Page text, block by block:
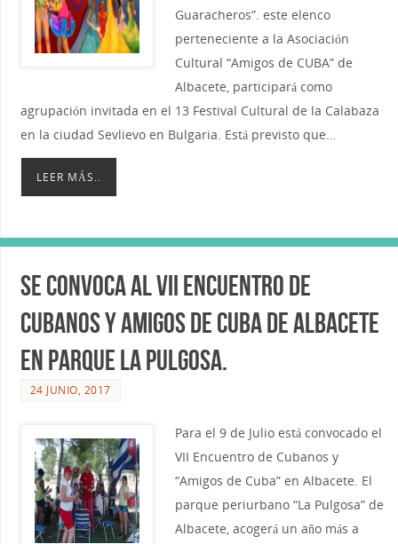
Guaracheros”. este elenco
perteneciente a la Asociación
Cultural “Amigos de CUBA” de
Albacete, participará como
agrupación invitada en el 13 Festival Cultural de la Calabaza
en la ciudad Sevlievo en Bulgaria. Está previsto que…
LEER MÁS..
Se convoca al VII Encuentro de
Cubanos y Amigos de Cuba de Albacete
en Parque La Pulgosa.
24 JUNIO, 2017
Para el 9 de Julio está convocado el
VII Encuentro de Cubanos y
“Amigos de Cuba” en Albacete. El
parque periurbano “La Pulgosa” de
Albacete, acogerá un año más a